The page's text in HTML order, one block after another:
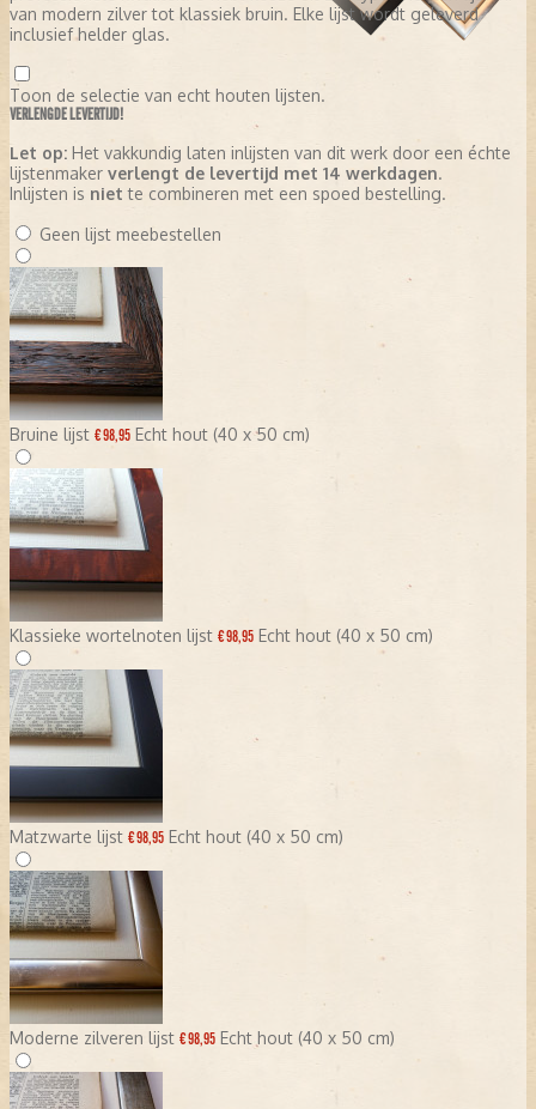
van modern zilver tot klassiek bruin. Elke lijst wordt geleverd
inclusief helder glas.
Toon de selectie van echt houten lijsten.
VERLENGDE LEVERTIJD!
Let op: Het vakkundig laten inlijsten van dit werk door een échte
lijstenmaker verlengt de levertijd met 14 werkdagen.
Inlijsten is niet te combineren met een spoed bestelling.
Geen lijst meebestellen
Bruine lijst € 98,95 Echt hout (40 x 50 cm)
Klassieke wortelnoten lijst € 98,95 Echt hout (40 x 50 cm)
Matzwarte lijst € 98,95 Echt hout (40 x 50 cm)
Moderne zilveren lijst € 98,95 Echt hout (40 x 50 cm)